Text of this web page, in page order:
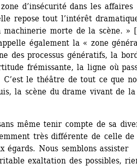
d’insécurité dans les affaires
repose tout l’intérêt
morte de la scène. »
également la « zone
des processus génératifs, la
frémissante, la ligne où
le théâtre de tout ce que
la scène du drame vivant de
même tenir compte de sa
très différente de celle de
égards. Nous semblons assister
exaltation des possibles,